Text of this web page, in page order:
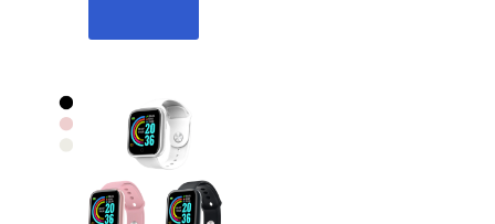
tiene
múltiples
variantes.
Las